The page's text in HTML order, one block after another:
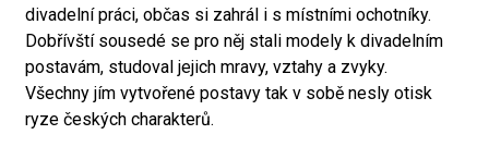
divadelní práci, občas si zahrál i s místními ochotníky.
Dobřívští sousedé se pro něj stali modely k divadelním
postavám, studoval jejich mravy, vztahy a zvyky.
Všechny jím vytvořené postavy tak v sobě nesly otisk
ryze českých charakterů.